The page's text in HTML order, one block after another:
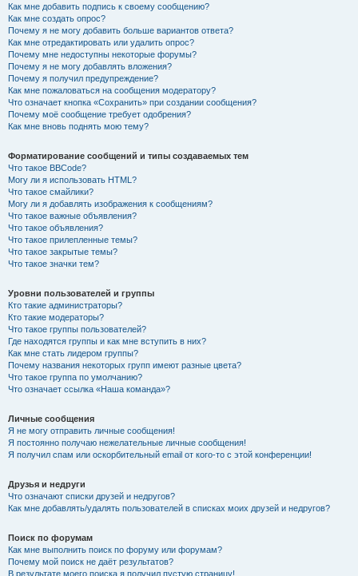
Как мне добавить подпись к своему сообщению?
Как мне создать опрос?
Почему я не могу добавить больше вариантов ответа?
Как мне отредактировать или удалить опрос?
Почему мне недоступны некоторые форумы?
Почему я не могу добавлять вложения?
Почему я получил предупреждение?
Как мне пожаловаться на сообщения модератору?
Что означает кнопка «Сохранить» при создании сообщения?
Почему моё сообщение требует одобрения?
Как мне вновь поднять мою тему?
Форматирование сообщений и типы создаваемых тем
Что такое BBCode?
Могу ли я использовать HTML?
Что такое смайлики?
Могу ли я добавлять изображения к сообщениям?
Что такое важные объявления?
Что такое объявления?
Что такое прилепленные темы?
Что такое закрытые темы?
Что такое значки тем?
Уровни пользователей и группы
Кто такие администраторы?
Кто такие модераторы?
Что такое группы пользователей?
Где находятся группы и как мне вступить в них?
Как мне стать лидером группы?
Почему названия некоторых групп имеют разные цвета?
Что такое группа по умолчанию?
Что означает ссылка «Наша команда»?
Личные сообщения
Я не могу отправить личные сообщения!
Я постоянно получаю нежелательные личные сообщения!
Я получил спам или оскорбительный email от кого-то с этой конференции!
Друзья и недруги
Что означают списки друзей и недругов?
Как мне добавлять/удалять пользователей в списках моих друзей и недругов?
Поиск по форумам
Как мне выполнить поиск по форуму или форумам?
Почему мой поиск не даёт результатов?
В результате моего поиска я получил пустую страницу!